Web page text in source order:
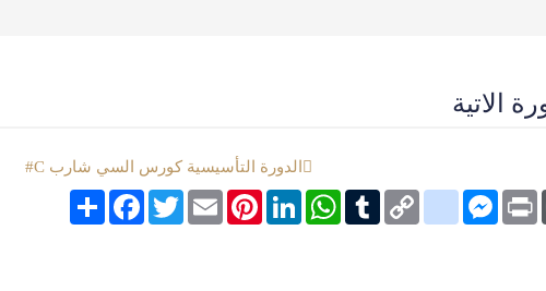
الاتية
الدورة التأسيسية كورس السي شارب C#
انشر
FacebookTwitterEmail
PinterestLinkedIn
WhatsAppTumblr Copy
Link
google_bookmarksMessenger Print